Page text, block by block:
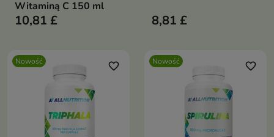
Witaminą C 150 ml
10,81 £ 8,81 £
Nowość favorite_border Nowość favorite_border